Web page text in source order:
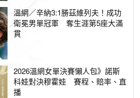
溫網／辛納3:1勝茲維列夫！成功
衛冕男單冠軍 奪生涯第5座大滿
貫
2026溫網女單決賽懶人包》諾斯
科娃對決穆霍娃 賽程、賠率、直
播